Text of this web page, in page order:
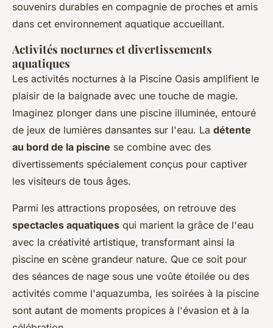
souvenirs durables en compagnie de proches et amis
dans cet environnement aquatique accueillant.
Activités nocturnes et divertissements
aquatiques
Les activités nocturnes à la Piscine Oasis amplifient le
plaisir de la baignade avec une touche de magie.
Imaginez plonger dans une piscine illuminée, entouré
de jeux de lumières dansantes sur l'eau. La détente
au bord de la piscine se combine avec des
divertissements spécialement conçus pour captiver
les visiteurs de tous âges.
Parmi les attractions proposées, on retrouve des
spectacles aquatiques qui marient la grâce de l'eau
avec la créativité artistique, transformant ainsi la
piscine en scène grandeur nature. Que ce soit pour
des séances de nage sous une voûte étoilée ou des
activités comme l'aquazumba, les soirées à la piscine
sont autant de moments propices à l'évasion et à la